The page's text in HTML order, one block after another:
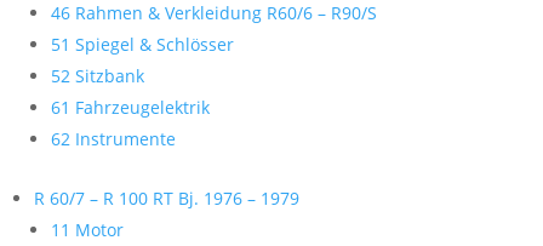
46 Rahmen & Verkleidung R60/6 – R90/S
51 Spiegel & Schlösser
52 Sitzbank
61 Fahrzeugelektrik
62 Instrumente
R 60/7 – R 100 RT Bj. 1976 – 1979
11 Motor